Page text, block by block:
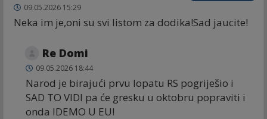
09.05.2026 15:29
Neka im je,oni su svi listom za dodika!Sad jaucite!
Re Domi
09.05.2026 18:44
Narod je birajući prvu lopatu RS pogriješio i
SAD TO VIDI pa će gresku u oktobru popraviti i
onda IDEMO U EU!